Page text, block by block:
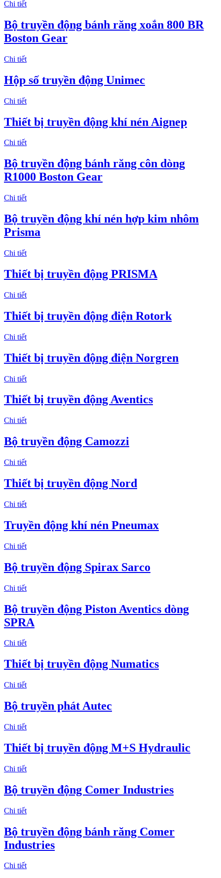
Chi tiết
Bộ truyền động bánh răng xoắn 800 BR
Boston Gear
Chi tiết
Hộp số truyền động Unimec
Chi tiết
Thiết bị truyền động khí nén Aignep
Chi tiết
Bộ truyền động bánh răng côn dòng
R1000 Boston Gear
Chi tiết
Bộ truyền động khí nén hợp kim nhôm
Prisma
Chi tiết
Thiết bị truyền động PRISMA
Chi tiết
Thiết bị truyền động điện Rotork
Chi tiết
Thiết bị truyền động điện Norgren
Chi tiết
Thiết bị truyền động Aventics
Chi tiết
Bộ truyền động Camozzi
Chi tiết
Thiết bị truyền động Nord
Chi tiết
Truyền động khí nén Pneumax
Chi tiết
Bộ truyền động Spirax Sarco
Chi tiết
Bộ truyền động Piston Aventics dòng
SPRA
Chi tiết
Thiết bị truyền động Numatics
Chi tiết
Bộ truyền phát Autec
Chi tiết
Thiết bị truyền động M+S Hydraulic
Chi tiết
Bộ truyền động Comer Industries
Chi tiết
Bộ truyền động bánh răng Comer
Industries
Chi tiết